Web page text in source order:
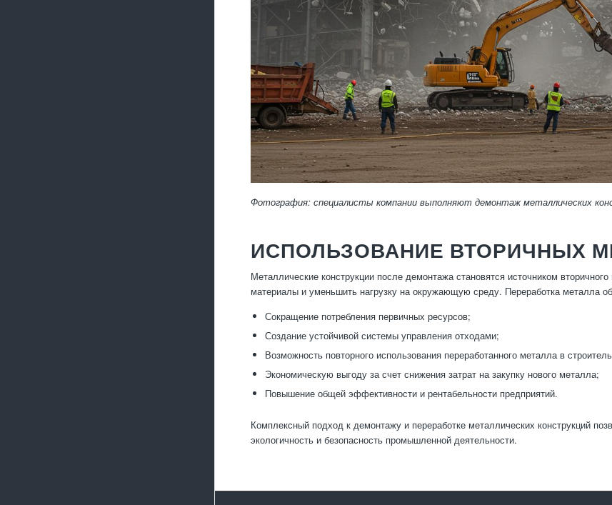
Фотография: специалисты компании выполняют демонтаж металлических
ИСПОЛЬЗОВАНИЕ ВТОРИЧНЫХ
Металлические конструкции после демонтажа становятся источником
материалы и уменьшить нагрузку на окружающую среду. Переработка металла
Сокращение потребления первичных ресурсов;
Создание устойчивой системы управления отходами;
Возможность повторного использования переработанного металла в
Экономическую выгоду за счет снижения затрат на закупку нового металла;
Повышение общей эффективности и рентабельности предприятий.
Комплексный подход к демонтажу и переработке металлических конструкций
экологичность и безопасность промышленной деятельности.